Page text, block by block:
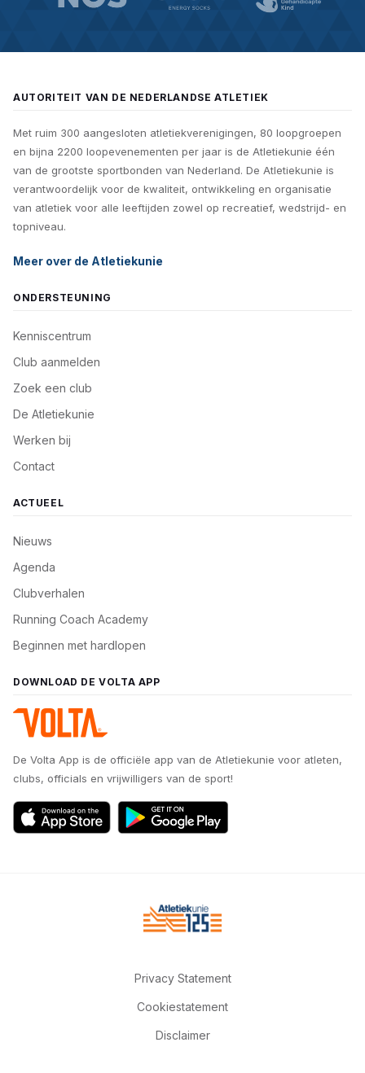
AUTORITEIT VAN DE NEDERLANDSE ATLETIEK
Met ruim 300 aangesloten atletiekverenigingen, 80 loopgroepen
en bijna 2200 loopevenementen per jaar is de Atletiekunie één
van de grootste sportbonden van Nederland. De Atletiekunie is
verantwoordelijk voor de kwaliteit, ontwikkeling en organisatie
van atletiek voor alle leeftijden zowel op recreatief, wedstrijd- en
topniveau.
Meer over de Atletiekunie
ONDERSTEUNING
Kenniscentrum
Club aanmelden
Zoek een club
De Atletiekunie
Werken bij
Contact
ACTUEEL
Nieuws
Agenda
Clubverhalen
Running Coach Academy
Beginnen met hardlopen
DOWNLOAD DE VOLTA APP
De Volta App is de officiële app van de Atletiekunie voor atleten,
clubs, officials en vrijwilligers van de sport!
Privacy Statement
Cookiestatement
Disclaimer